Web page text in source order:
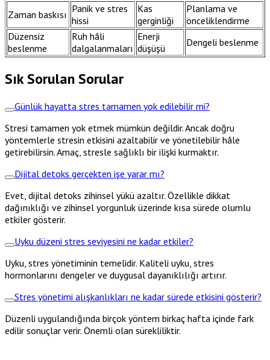
Zaman baskısı Panik ve stres
hissi
Kas
gerginliği
Planlama ve
önceliklendirme
Düzensiz
beslenme
Ruh hâli
dalgalanmaları
Enerji
düşüşü
Dengeli beslenme
Sık Sorulan Sorular
Günlük hayatta stres tamamen yok edilebilir mi?
Stresi tamamen yok etmek mümkün değildir. Ancak doğru
yöntemlerle stresin etkisini azaltabilir ve yönetilebilir hâle
getirebilirsin. Amaç, stresle sağlıklı bir ilişki kurmaktır.
Dijital detoks gerçekten işe yarar mı?
Evet, dijital detoks zihinsel yükü azaltır. Özellikle dikkat
dağınıklığı ve zihinsel yorgunluk üzerinde kısa sürede olumlu
etkiler gösterir.
Uyku düzeni stres seviyesini ne kadar etkiler?
Uyku, stres yönetiminin temelidir. Kaliteli uyku, stres
hormonlarını dengeler ve duygusal dayanıklılığı artırır.
Stres yönetimi alışkanlıkları ne kadar sürede etkisini gösterir?
Düzenli uygulandığında birçok yöntem birkaç hafta içinde fark
edilir sonuçlar verir. Önemli olan sürekliliktir.